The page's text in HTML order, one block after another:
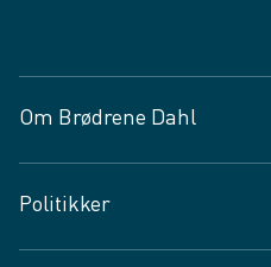
Om Brødrene Dahl
Vagttelefon 30 10 89 89
Spørgsmål og svar
Politikker